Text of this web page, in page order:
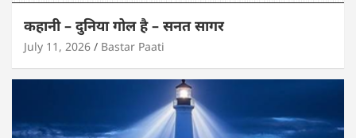
कहानी – दुनिया गोल है – सनत सागर
July 11, 2026 Bastar Paati